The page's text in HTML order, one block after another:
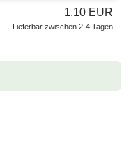
1,10 EUR
Lieferbar zwischen 2-4 Tagen